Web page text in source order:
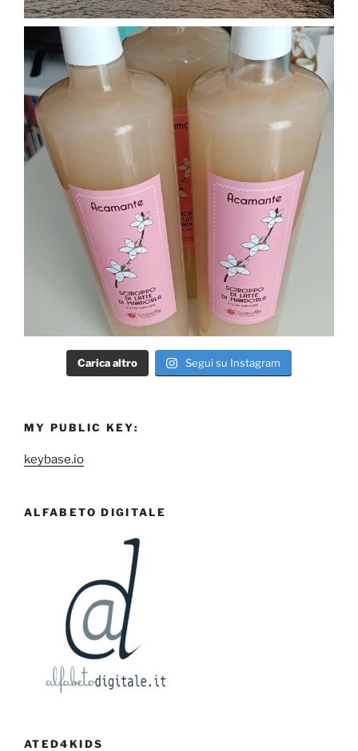
Carica altro Segui su Instagram
MY PUBLIC KEY:
keybase.io
ALFABETO DIGITALE
ATED4KIDS